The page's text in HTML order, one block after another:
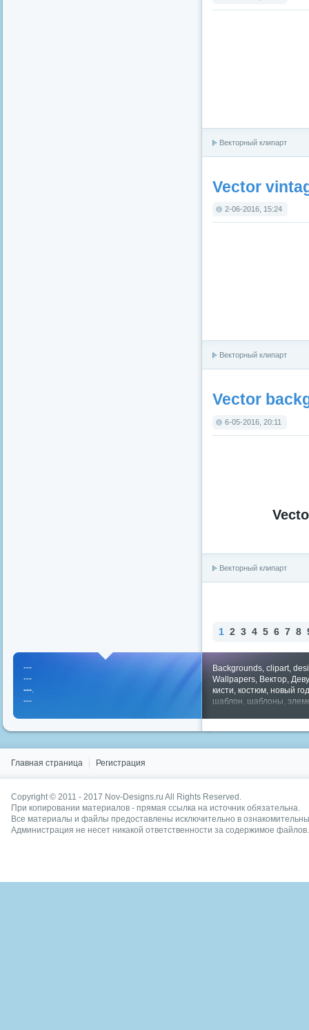
Векторный клипарт
Vector
2-06-2016, 15:24
Векторный клипарт
Vector
6-05-2016, 20:11
Векторный клипарт
1 2 3 4 5 6 7 8
Backgrounds clipart
Wallpapers Вектор
кисти костюм новый год
шаблон шаблоны
---
---
---
---
Главная страница Регистрация
Copyright © 2011 - 2017 Nov-Designs.ru All Rights Reserved.
При копировании материалов - прямая ссылка на источник обязательна.
Все материалы и файлы предоставлены исключительно в
Администрация не несет никакой ответственности за содержимое файлов.